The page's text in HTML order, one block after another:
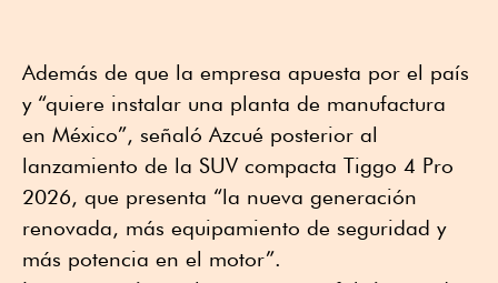
Además de que la empresa apuesta por el país
y “quiere instalar una planta de manufactura
en México”, señaló Azcué posterior al
lanzamiento de la SUV compacta Tiggo 4 Pro
2026, que presenta “la nueva generación
renovada, más equipamiento de seguridad y
más potencia en el motor”.